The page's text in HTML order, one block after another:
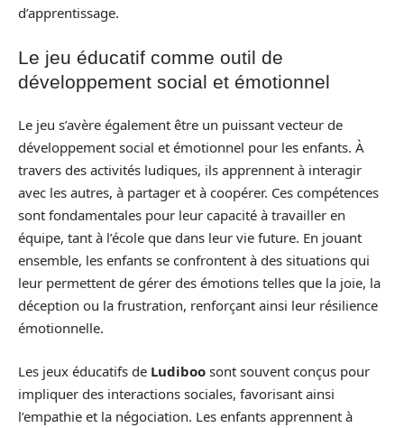
d’apprentissage.
Le jeu éducatif comme outil de
développement social et émotionnel
Le jeu s’avère également être un puissant vecteur de
développement social et émotionnel pour les enfants. À
travers des activités ludiques, ils apprennent à interagir
avec les autres, à partager et à coopérer. Ces compétences
sont fondamentales pour leur capacité à travailler en
équipe, tant à l’école que dans leur vie future. En jouant
ensemble, les enfants se confrontent à des situations qui
leur permettent de gérer des émotions telles que la joie, la
déception ou la frustration, renforçant ainsi leur résilience
émotionnelle.
Les jeux éducatifs de Ludiboo sont souvent conçus pour
impliquer des interactions sociales, favorisant ainsi
l’empathie et la négociation. Les enfants apprennent à